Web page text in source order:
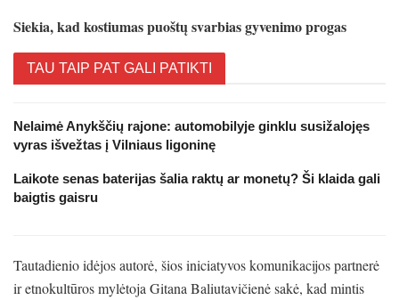
Siekia, kad kostiumas puoštų svarbias gyvenimo progas
TAU TAIP PAT GALI PATIKTI
Nelaimė Anykščių rajone: automobilyje ginklu susižalojęs
vyras išvežtas į Vilniaus ligoninę
Laikote senas baterijas šalia raktų ar monetų? Ši klaida gali
baigtis gaisru
Tautadienio idėjos autorė, šios iniciatyvos komunikacijos partnerė
ir etnokultūros mylėtoja Gitana Baliutavičienė sakė, kad mintis